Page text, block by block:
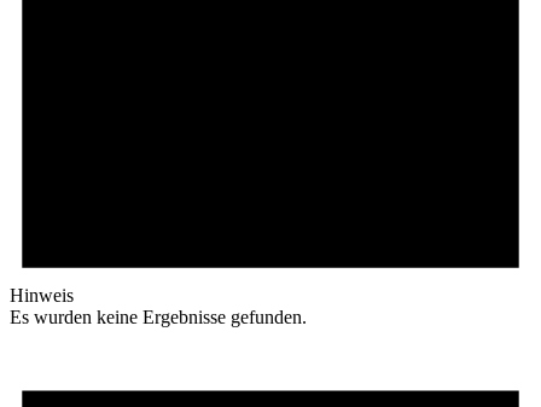
Hinweis
Es wurden keine Ergebnisse gefunden.